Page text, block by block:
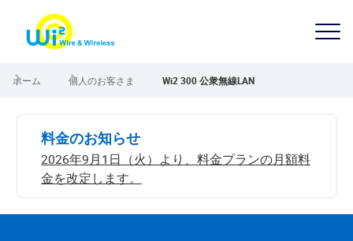
ホーム 個人のお客さま Wi2 300 公衆無線LAN
料金のお知らせ
2026年9月1日（火）より、料金プランの月額料
金を改定します。